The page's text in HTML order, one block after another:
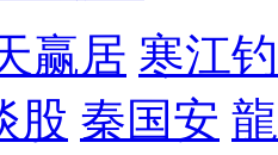
赢居 寒江
股 秦国安